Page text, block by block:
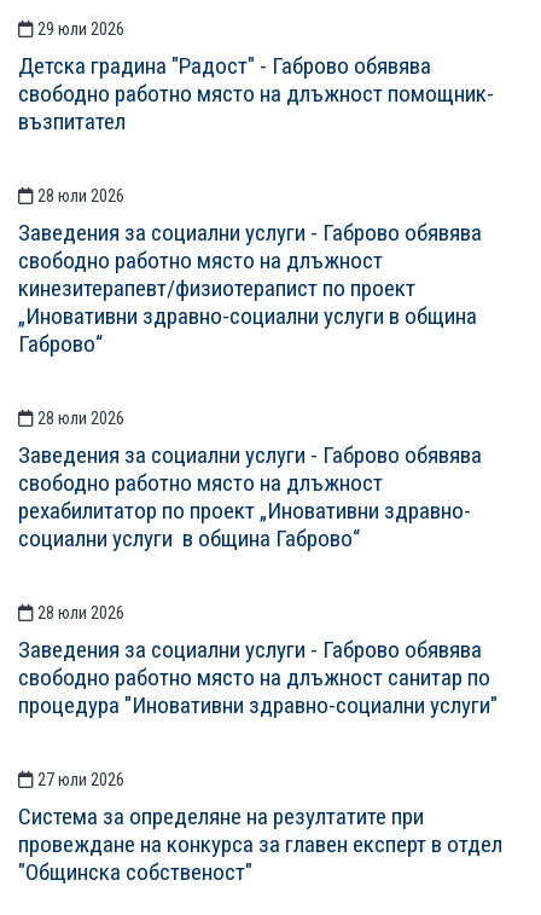
29 юли 2026
Детска градина "Радост" - Габрово обявява
свободно работно място на длъжност помощник-
възпитател
28 юли 2026
Заведения за социални услуги - Габрово обявява
свободно работно място на длъжност
кинезитерапевт/физиотерапист по проект
„Иновативни здравно-социални услуги в община
Габрово“
28 юли 2026
Заведения за социални услуги - Габрово обявява
свободно работно място на длъжност
рехабилитатор по проект „Иновативни здравно-
социални услуги в община Габрово“
28 юли 2026
Заведения за социални услуги - Габрово обявява
свободно работно място на длъжност санитар по
процедура "Иновативни здравно-социални услуги"
27 юли 2026
Система за определяне на резултатите при
провеждане на конкурса за главен експерт в отдел
"Общинска собственост"